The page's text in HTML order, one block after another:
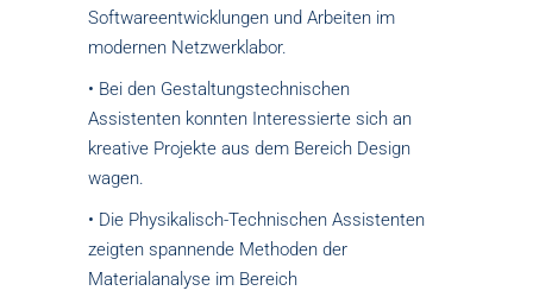
Softwareentwicklungen und Arbeiten im
modernen Netzwerklabor.
• Bei den Gestaltungstechnischen
Assistenten konnten Interessierte sich an
kreative Projekte aus dem Bereich Design
wagen.
• Die Physikalisch-Technischen Assistenten
zeigten spannende Methoden der
Materialanalyse im Bereich